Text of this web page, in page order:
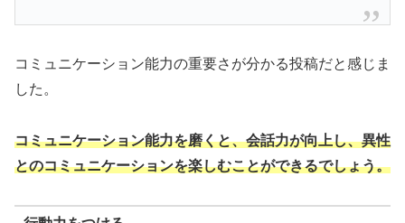
コミュニケーション能力の重要さが分かる投稿だと感じま
した。
コミュニケーション能力を磨くと、会話力が向上し、異性
とのコミュニケーションを楽しむことができるでしょう。